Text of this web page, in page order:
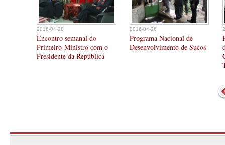
2016-04-28
Encontro semanal do
Primeiro-Ministro com o
Presidente da República
2016-04-26
Programa Nacional de
Desenvolvimento de Sucos